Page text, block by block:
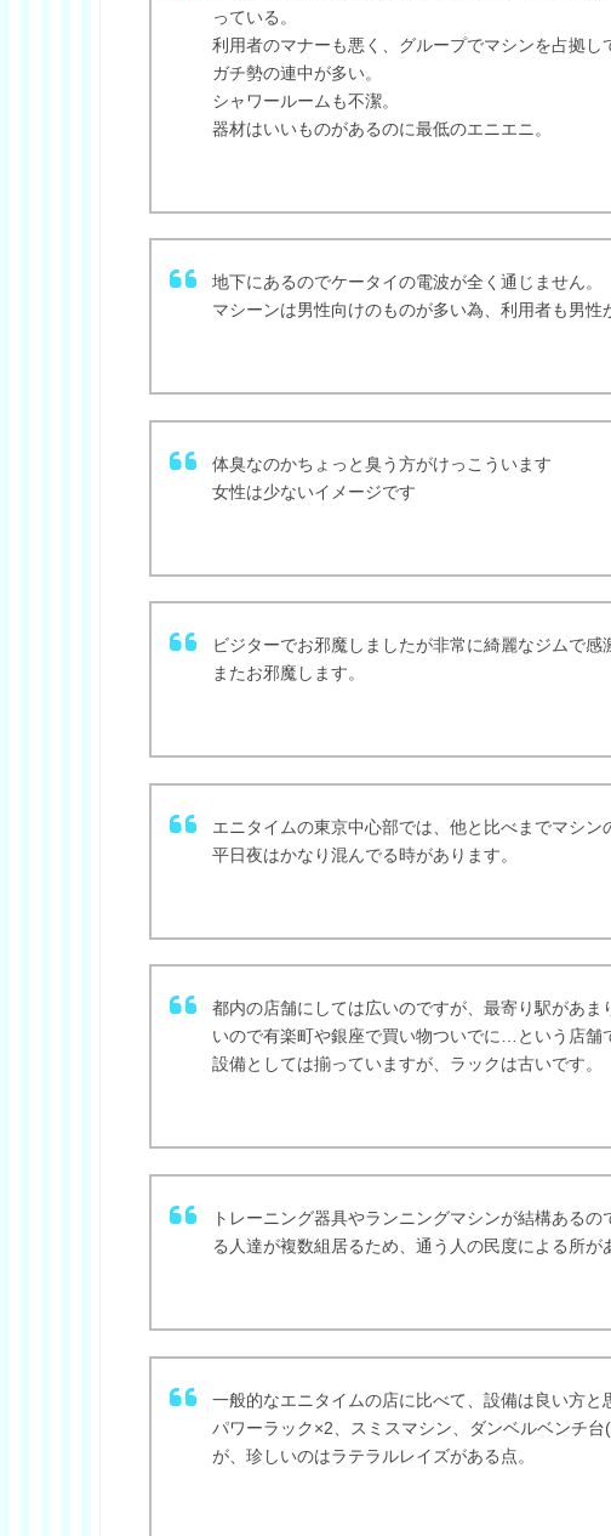
っている。
利用者のマナーも悪く、グループでマシンを占拠し
ガチ勢の連中が多い。
シャワールームも不潔。
器材はいいものがあるのに最低のエニエニ。
地下にあるのでケータイの電波が全く通じません。
マシーンは男性向けのものが多い為、利用者も男性
体臭なのかちょっと臭う方がけっこういます
女性は少ないイメージです
ビジターでお邪魔しましたが非常に綺麗なジムで感
またお邪魔します。
エニタイムの東京中心部では、他と比べまでマシン
平日夜はかなり混んでる時があります。
都内の店舗にしては広いのですが、最寄り駅があ
いので有楽町や銀座で買い物ついでに…という店舗
設備としては揃っていますが、ラックは古いです。
トレーニング器具やランニングマシンが結構ある
る人達が複数組居るため、通う人の民度による所が
一般的なエニタイムの店に比べて、設備は良い方と
パワーラック×2、スミスマシン、ダンベルベンチ
が、珍しいのはラテラルレイズがある点。